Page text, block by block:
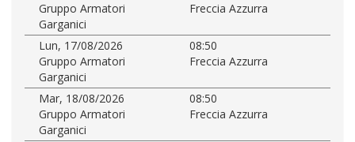
Gruppo Armatori
Garganici
Freccia Azzurra
Lun, 17/08/2026
08:50
Gruppo Armatori
Garganici
Freccia Azzurra
Mar, 18/08/2026
08:50
Gruppo Armatori
Garganici
Freccia Azzurra